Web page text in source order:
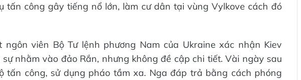
tấn công gây tiếng nổ lớn, làm cư dân tại vùng Vylkove cách đó
ngôn viên Bộ Tư lệnh phương Nam của Ukraine xác nhận Kiev
nhằm vào đảo Rắn, nhưng không đề cập chi tiết. Vài ngày sau
tấn công, sử dụng pháo tầm xa. Nga đáp trả bằng cách phóng